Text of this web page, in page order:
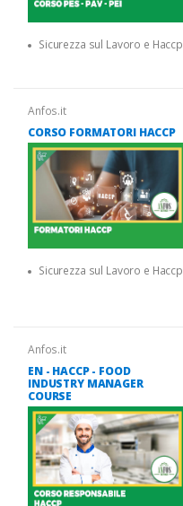
Sicurezza sul Lavoro e Haccp
Anfos.it
CORSO FORMATORI HACCP
Sicurezza sul Lavoro e Haccp
Anfos.it
EN - HACCP - FOOD
INDUSTRY MANAGER
COURSE